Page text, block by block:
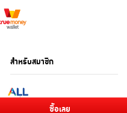
ซื้อเลย
สำหรับสมาชิก